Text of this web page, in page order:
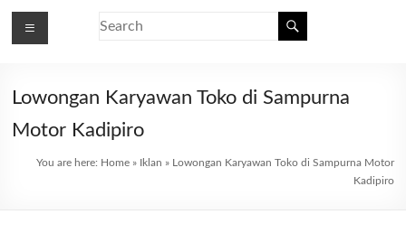
Lowongan Karyawan Toko di Sampurna
Motor Kadipiro
You are here: Home» Iklan » Lowongan Karyawan Toko di Sampurna Motor
Kadipiro